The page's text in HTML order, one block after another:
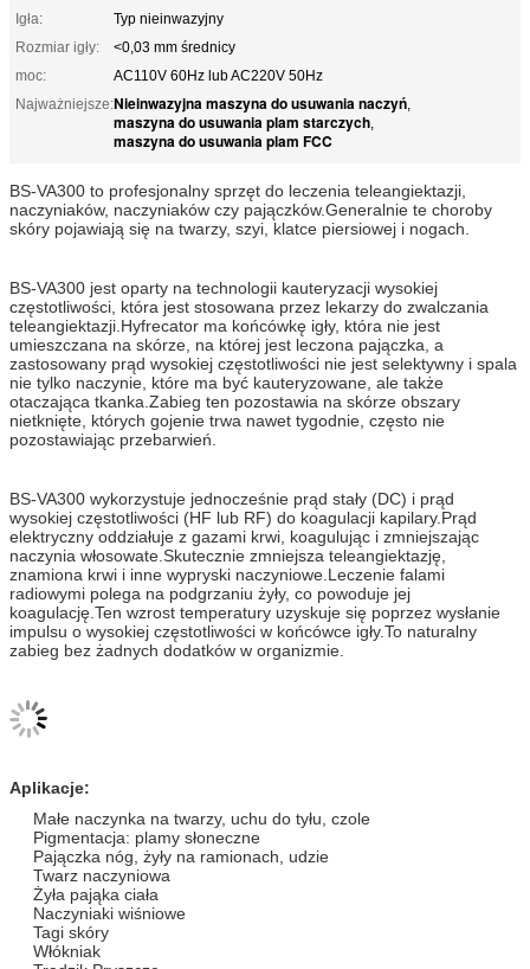
Igła:
Typ nieinwazyjny
Rozmiar igły:
<0,03 mm średnicy
moc:
AC110V 60Hz lub AC220V 50Hz
Najważniejsze:Nieinwazyjna maszyna do usuwania naczyń,
maszyna do usuwania plam starczych,
maszyna do usuwania plam FCC
BS-VA300 to profesjonalny sprzęt do leczenia teleangiektazji,
naczyniaków, naczyniaków czy pajączków.Generalnie te choroby
skóry pojawiają się na twarzy, szyi, klatce piersiowej i nogach.
BS-VA300 jest oparty na technologii kauteryzacji wysokiej
częstotliwości, która jest stosowana przez lekarzy do zwalczania
teleangiektazji.Hyfrecator ma końcówkę igły, która nie jest
umieszczana na skórze, na której jest leczona pajączka, a
zastosowany prąd wysokiej częstotliwości nie jest selektywny i spala
nie tylko naczynie, które ma być kauteryzowane, ale także
otaczająca tkanka.Zabieg ten pozostawia na skórze obszary
nietknięte, których gojenie trwa nawet tygodnie, często nie
pozostawiając przebarwień.
BS-VA300 wykorzystuje jednocześnie prąd stały (DC) i prąd
wysokiej częstotliwości (HF lub RF) do koagulacji kapilary.Prąd
elektryczny oddziałuje z gazami krwi, koagulując i zmniejszając
naczynia włosowate.Skutecznie zmniejsza teleangiektazję,
znamiona krwi i inne wypryski naczyniowe.Leczenie falami
radiowymi polega na podgrzaniu żyły, co powoduje jej
koagulację.Ten wzrost temperatury uzyskuje się poprzez wysłanie
impulsu o wysokiej częstotliwości w końcówce igły.To naturalny
zabieg bez żadnych dodatków w organizmie.
Aplikacje:
Pigmentacja: plamy słoneczne
Twarz naczyniowa
Żyła pająka ciała
Naczyniaki wiśniowe
Tagi skóry
Włókniak
Trądzik Pryszcze
Syringocystadenoma
Podniesiony naczyniak